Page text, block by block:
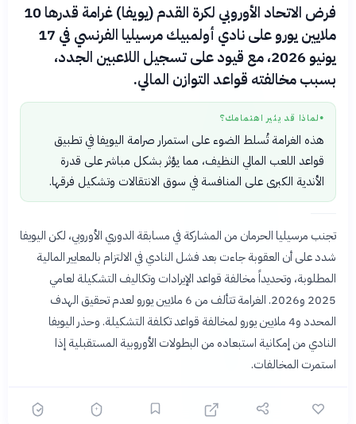
فرض الاتحاد الأوروبي لكرة القدم (يويفا) غرامة قدرها 10
ملايين يورو على نادي أولمبيك مرسيليا الفرنسي في 17
يونيو 2026، مع قيود على تسجيل اللاعبين الجدد،
بسبب مخالفته قواعد التوازن المالي.
● لماذا قد يثير اهتمامك؟
هذه الغرامة تُسلط الضوء على استمرار صرامة اليويفا في تطبيق
قواعد اللعب المالي النظيف، مما يؤثر بشكل مباشر على قدرة
الأندية الكبرى على المنافسة في سوق الانتقالات وتشكيل فرقها.
تجنب مرسيليا الحرمان من المشاركة في مسابقة الدوري الأوروبي، لكن اليويفا
شدد على أن العقوبة جاءت بعد فشل النادي في الالتزام بالمعايير المالية
المطلوبة، وتحديداً مخالفة قواعد الإيرادات وتكاليف التشكيلة لعامي
2025 و2026. الغرامة تتألف من 6 ملايين يورو لعدم تحقيق الهدف
المحدد و4 ملايين يورو لمخالفة قواعد تكلفة التشكيلة. وحذر اليويفا
النادي من إمكانية استبعاده من البطولات الأوروبية المستقبلية إذا
استمرت المخالفات.